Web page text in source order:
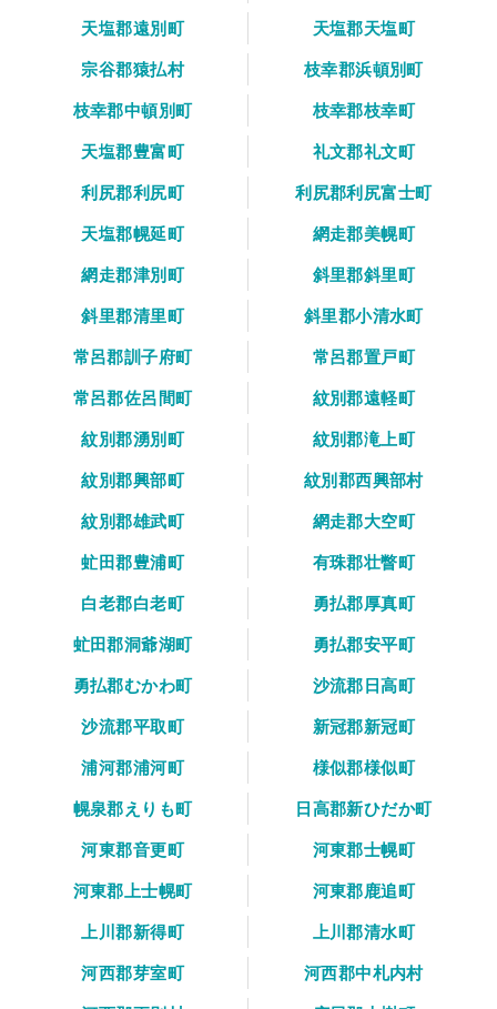
天塩郡遠別町
天塩郡天塩町
宗谷郡猿払村
枝幸郡浜頓別町
枝幸郡中頓別町
枝幸郡枝幸町
天塩郡豊富町
礼文郡礼文町
利尻郡利尻町
利尻郡利尻富士町
天塩郡幌延町
網走郡美幌町
網走郡津別町
斜里郡斜里町
斜里郡清里町
斜里郡小清水町
常呂郡訓子府町
常呂郡置戸町
常呂郡佐呂間町
紋別郡遠軽町
紋別郡湧別町
紋別郡滝上町
紋別郡興部町
紋別郡西興部村
紋別郡雄武町
網走郡大空町
虻田郡豊浦町
有珠郡壮瞥町
白老郡白老町
勇払郡厚真町
虻田郡洞爺湖町
勇払郡安平町
勇払郡むかわ町
沙流郡日高町
沙流郡平取町
新冠郡新冠町
浦河郡浦河町
様似郡様似町
幌泉郡えりも町
日高郡新ひだか町
河東郡音更町
河東郡士幌町
河東郡上士幌町
河東郡鹿追町
上川郡新得町
上川郡清水町
河西郡芽室町
河西郡中札内村